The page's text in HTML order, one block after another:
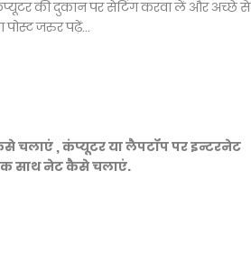
की दुकान पर सेटिंग करवा लें और अच्छे से
जरुर पढ़ें...
चलाएं , कंप्यूटर या लैपटॉप पर इन्टरनेट
साथ नेट कैसे चलाएं.